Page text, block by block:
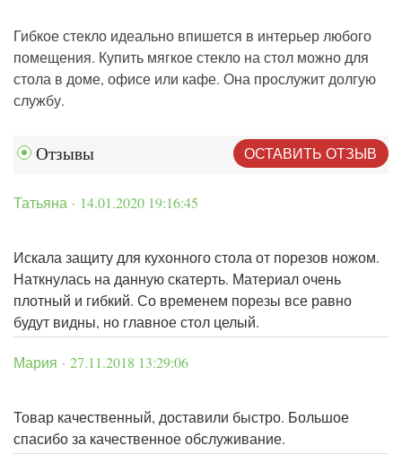
Гибкое стекло идеально впишется в интерьер любого
помещения. Купить мягкое стекло на стол можно для
стола в доме, офисе или кафе. Она прослужит долгую
службу.
Отзывы ОСТАВИТЬ ОТЗЫВ
Татьяна · 14.01.2020 19:16:45
Искала защиту для кухонного стола от порезов ножом.
Наткнулась на данную скатерть. Материал очень
плотный и гибкий. Со временем порезы все равно
будут видны, но главное стол целый.
Мария · 27.11.2018 13:29:06
Товар качественный, доставили быстро. Большое
спасибо за качественное обслуживание.